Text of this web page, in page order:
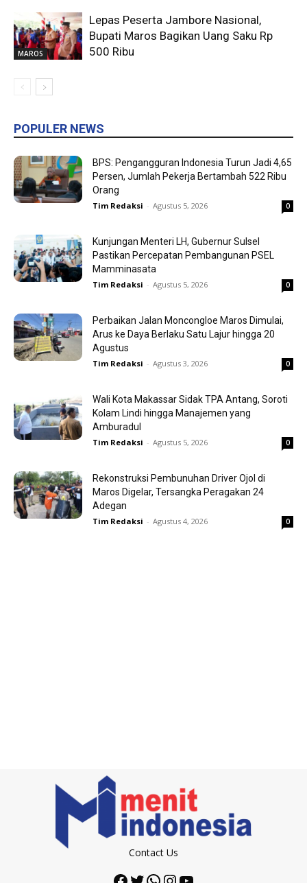
MAROS
Lepas Peserta Jambore Nasional,
Bupati Maros Bagikan Uang Saku Rp
500 Ribu
POPULER NEWS
BPS: Pengangguran Indonesia Turun Jadi 4,65
Persen, Jumlah Pekerja Bertambah 522 Ribu
Orang
Tim Redaksi - Agustus 5, 2026 0
Kunjungan Menteri LH, Gubernur Sulsel
Pastikan Percepatan Pembangunan PSEL
Mamminasata
Tim Redaksi - Agustus 5, 2026 0
Perbaikan Jalan Moncongloe Maros Dimulai,
Arus ke Daya Berlaku Satu Lajur hingga 20
Agustus
Tim Redaksi - Agustus 3, 2026 0
Wali Kota Makassar Sidak TPA Antang, Soroti
Kolam Lindi hingga Manajemen yang
Amburadul
Tim Redaksi - Agustus 5, 2026 0
Rekonstruksi Pembunuhan Driver Ojol di
Maros Digelar, Tersangka Peragakan 24
Adegan
Tim Redaksi - Agustus 4, 2026 0
Contact Us